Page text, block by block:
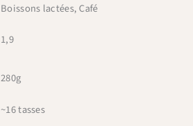
Boissons lactées, Café
1,9
280g
~16 tasses